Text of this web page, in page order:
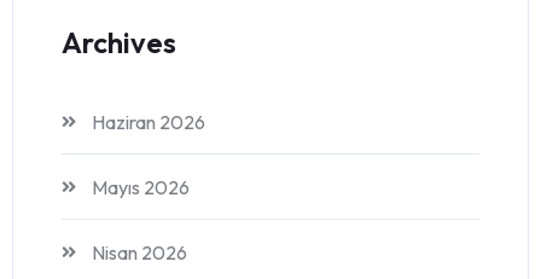
Archives
Haziran 2026
Mayıs 2026
Nisan 2026